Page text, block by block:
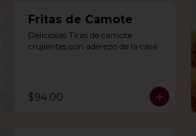
Fritas de Camote
Deliciosas Tiras de camote
crujientes con aderezo de la casa.
$94.00